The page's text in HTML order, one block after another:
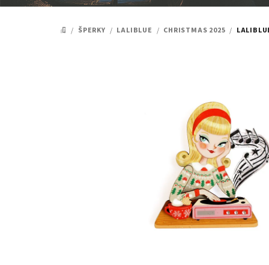
DOMŮ
/ ŠPERKY / LALIBLUE / CHRISTMAS 2025 /